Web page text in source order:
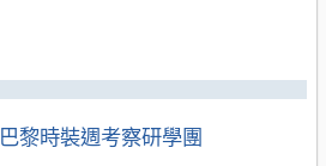
巴黎時裝週考察研學團